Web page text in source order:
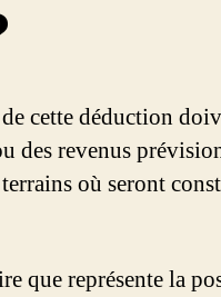
cette déduction
des revenus
où seront
que représente la